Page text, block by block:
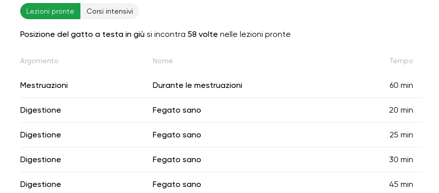
Lezioni pronte Corsi intensivi
Posizione del gatto a testa in giù si incontra 58 volte nelle lezioni pronte
Argomento Nome Tempo
Mestruazioni Durante le mestruazioni 60 min
Digestione Fegato sano 20 min
Digestione Fegato sano 25 min
Digestione Fegato sano 30 min
Digestione Fegato sano 45 min